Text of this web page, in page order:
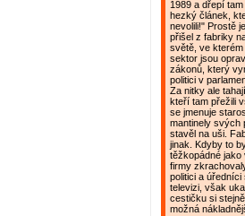
1989 a dřepí
hezký článek,
nevolili!" Prostě
přišel z fabriky
světě, ve kterém
sektor jsou
zákonů, který
politici v
Za nitky ale
kteří tam přežili
se jmenuje
mantinely svých
stavěl na uši.
jinak. Kdyby to
těžkopádné
firmy
politici a
televizi, však
cestičku si
možná